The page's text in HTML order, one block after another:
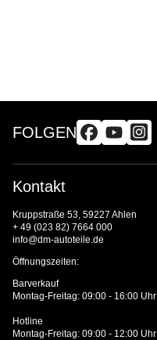
FOLGEN
Kontakt
Kruppstraße 53, 59227 Ahlen
+ 49 (023 82) 7664 000
info@dm-autoteile.de
Öffnungszeiten:
Barverkauf
Montag-Freitag: 09:00 - 16:00 Uhr
Hotline
Montag-Freitag: 09:00 - 12:00 Uhr